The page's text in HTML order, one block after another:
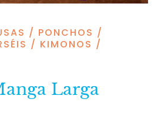
/ PONCHOS /
/ KIMONOS /
Larga